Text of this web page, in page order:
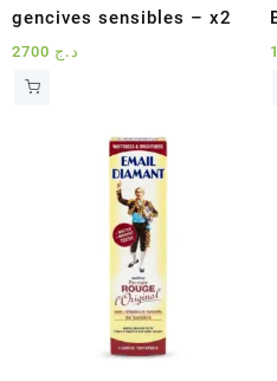
gencives sensibles – x2
د.ج